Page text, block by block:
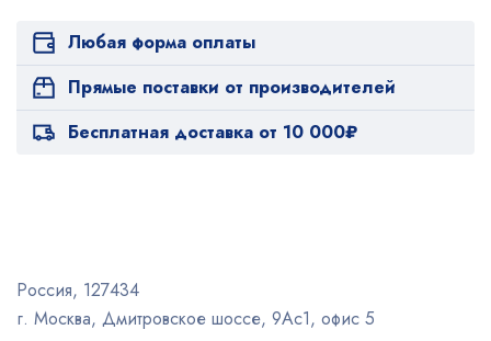
Любая форма оплаты
Прямые поставки от производителей
Бесплатная доставка от 10 000₽
Россия, 127434
г. Москва, Дмитровское шоссе, 9Ас1, офис 5